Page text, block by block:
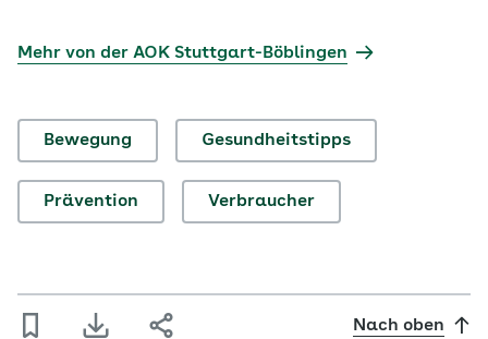
Mehr von der AOK Stuttgart-Böblingen
Bewegung Gesundheitstipps
Prävention Verbraucher
Nach oben